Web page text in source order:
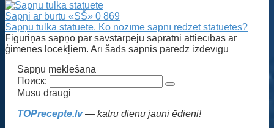
Sapņi ar burtu «SŠ» 0 869
Sapņu tulka statuete. Ko nozīmē sapnī redzēt statuetes?
Figūriņas sapņo par savstarpēju sapratni attiecībās ar
ģimenes locekļiem. Arī šāds sapnis paredz izdevīgu
Sapņu meklēšana
Поиск:
Mūsu draugi
TOPrecepte.lv— katru dienu jauni ēdieni!